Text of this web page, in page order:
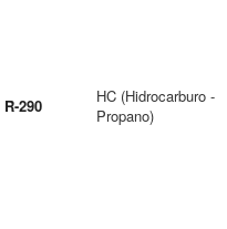
R-290
HC (Hidrocarburo -
Propano)